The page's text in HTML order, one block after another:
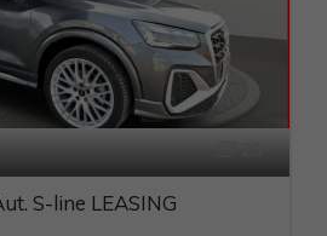
S-line LEASING